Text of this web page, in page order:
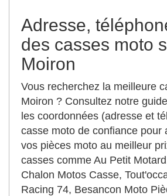
Adresse,
des casses moto
Moiron
Vous recherchez la meilleure
Moiron ? Consultez notre
les coordonnées (adresse et
casse moto de confiance pour
vos pièces moto au meilleur
casses comme Au Petit
Chalon Motos Casse,
Racing 74, Besancon Moto